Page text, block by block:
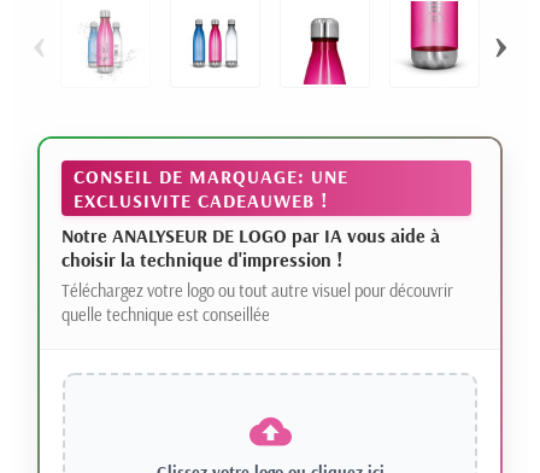
‹ ›
CONSEIL DE MARQUAGE: UNE
EXCLUSIVITE CADEAUWEB !
Notre ANALYSEUR DE LOGO par IA vous aide à
choisir la technique d'impression !
Téléchargez votre logo ou tout autre visuel pour découvrir
quelle technique est conseillée